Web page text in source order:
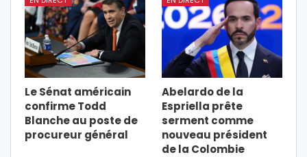
Le Sénat américain
confirme Todd
Blanche au poste de
procureur général
Abelardo de la
Espriella prête
serment comme
nouveau président
de la Colombie